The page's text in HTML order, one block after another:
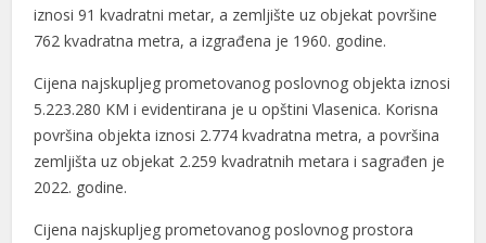
iznosi 91 kvadratni metar, a zemljište uz objekat površine
762 kvadratna metra, a izgrađena je 1960. godine.
Cijena najskupljeg prometovanog poslovnog objekta iznosi
5.223.280 KM i evidentirana je u opštini Vlasenica. Korisna
površina objekta iznosi 2.774 kvadratna metra, a površina
zemljišta uz objekat 2.259 kvadratnih metara i sagrađen je
2022. godine.
Cijena najskupljeg prometovanog poslovnog prostora